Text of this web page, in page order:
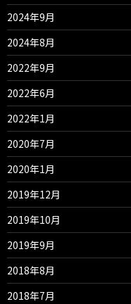
2024年9月
2024年8月
2022年9月
2022年6月
2022年1月
2020年7月
2020年1月
2019年12月
2019年10月
2019年9月
2018年8月
2018年7月